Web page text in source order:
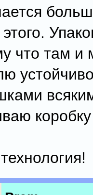
этого.
что там и